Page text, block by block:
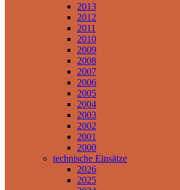
2013
2012
2011
2010
2009
2008
2007
2006
2005
2004
2003
2002
2001
2000
technische Einsätze
2026
2025